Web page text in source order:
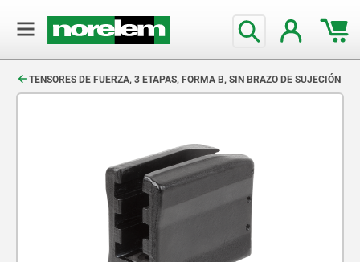
TENSORES DE FUERZA, 3 ETAPAS, FORMA B, SIN BRAZO DE SUJECIÓN